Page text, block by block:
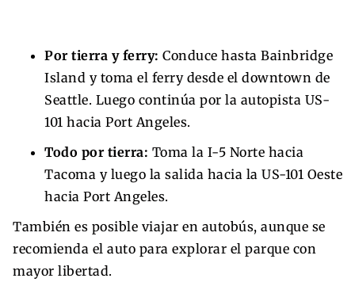
Por tierra y ferry: Conduce hasta Bainbridge
Island y toma el ferry desde el downtown de
Seattle. Luego continúa por la autopista US-
101 hacia Port Angeles.
Todo por tierra: Toma la I-5 Norte hacia
Tacoma y luego la salida hacia la US-101 Oeste
hacia Port Angeles.
También es posible viajar en autobús, aunque se
recomienda el auto para explorar el parque con
mayor libertad.